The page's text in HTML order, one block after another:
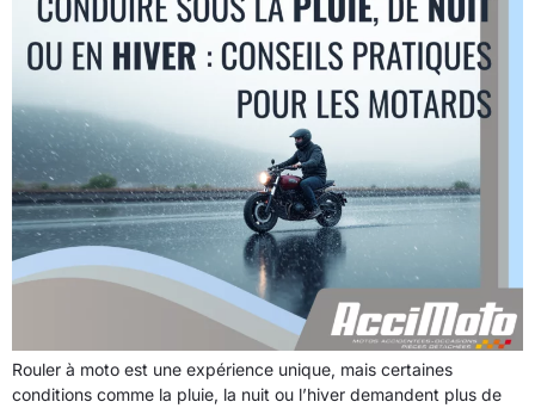
Rouler à moto est une expérience unique, mais certaines
conditions comme la pluie, la nuit ou l’hiver demandent plus de